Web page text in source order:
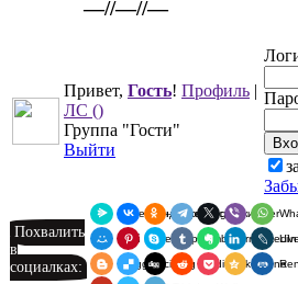
Привет, Гость! Профиль |
ЛС ()
Группа "Гости"
Выйти
Я.Мессенджер
ВКонтакте
Одноклассники
Telegram
X